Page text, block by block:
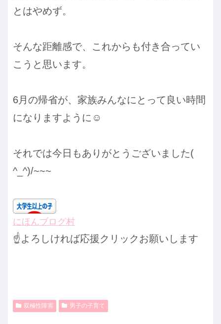
とはやめず。
そんな距離感で、これからも付き合ってい
こうと思います。
6月の帰省が、家族みんなにとって良い時間
になりますように☺️
それでは今日もありがとうございました(
^_^)/~~~
にほんブログ村
☝️よろしければ応援クリックお願いします
双極性障害 男子の子育て